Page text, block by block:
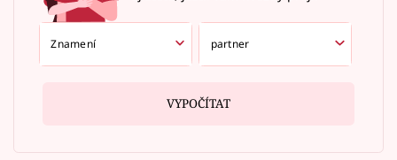
VYPOČÍTAT